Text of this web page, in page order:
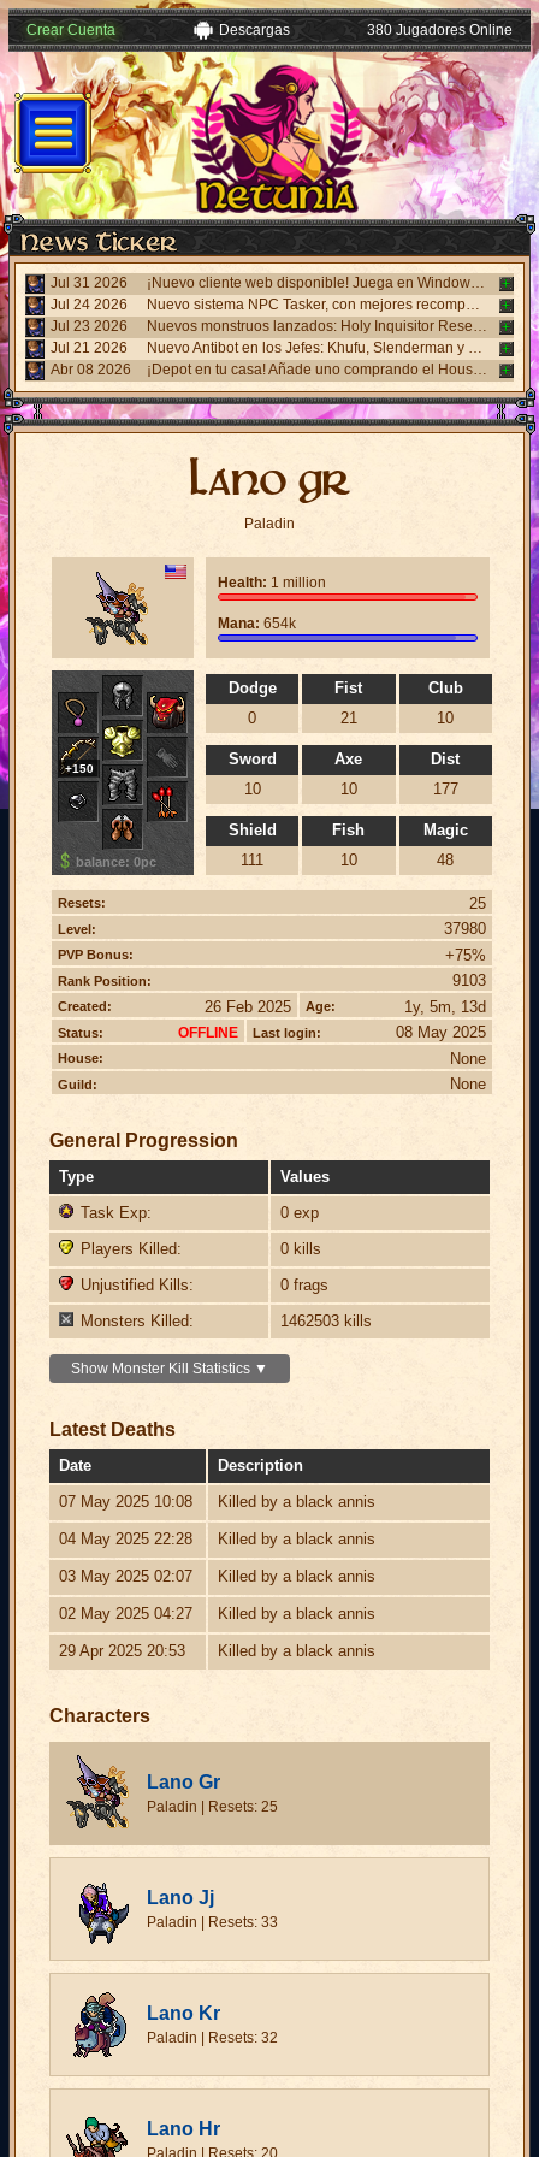
Crear Cuenta Descargas 380 Jugadores Online
Jul 31 2026
¡Nuevo cliente web disponible! Juega en Windows, Android y iPhone sin necesidad de instalar nada. Accede desde el panel "Mi Cuenta".
Jul 24 2026
Nuevo sistema NPC Tasker, con mejores recompensas y tareas de eventos. Visita al NPC Tasker con el Cliente Universal actualizado.
Jul 23 2026
Nuevos monstruos lanzados: Holy Inquisitor Reset 4000 y Gunsmoke Reset 4200. Refinación en la estatua Rigel, caza 6.
Jul 21 2026
Nuevo Antibot en los Jefes: Khufu, Slenderman y Carnage. Responde un desafío visual al hablar con los NPCs guardias para acceder a las salas.
Abr 08 2026
¡Depot en tu casa! Añade uno comprando el House Depot Pack en la Shop. Límite de 1 por casa.
Lano gr
Paladin
Dodge
0
Fist
21
Club
10
Sword
10
Axe
10
Dist
177
Shield
111
Fish
10
Magic
48
+150
balance: 0pc
Health: 1 million
Mana: 654k
Resets: 25
Level: 37980
PVP Bonus: +75%
Rank Position: 9103
Created: 26 Feb 2025 Age: 1y, 5m, 13d
Status: OFFLINE Last login: 08 May 2025
House: None
Guild: None
General Progression
Type
Values
Task Exp:
0 exp
Players Killed:
0 kills
Unjustified Kills:
0 frags
Monsters Killed:
1462503 kills
Show Monster Kill Statistics ▼
Latest Deaths
Date
Description
07 May 2025 10:08
Killed by a black annis
04 May 2025 22:28 Killed by a black annis
03 May 2025 02:07 Killed by a black annis
02 May 2025 04:27 Killed by a black annis
29 Apr 2025 20:53 Killed by a black annis
Characters
Lano Gr
Paladin | Resets: 25
Lano Jj
Paladin | Resets: 33
Lano Kr
Paladin | Resets: 32
Lano Hr